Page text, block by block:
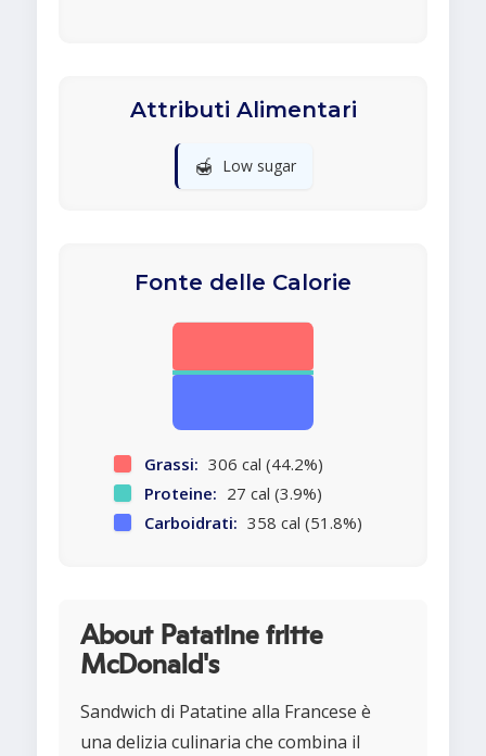
Attributi Alimentari
🍯 Low sugar
Fonte delle Calorie
Grassi: 306 cal (44.2%)
Proteine: 27 cal (3.9%)
Carboidrati: 358 cal (51.8%)
About Patatine fritte
McDonald's
Sandwich di Patatine alla Francese è
una delizia culinaria che combina il